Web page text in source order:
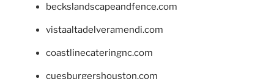
beckslandscapeandfence.com
vistaaltadelveramendi.com
coastlinecateringnc.com
cuesburgershouston.com